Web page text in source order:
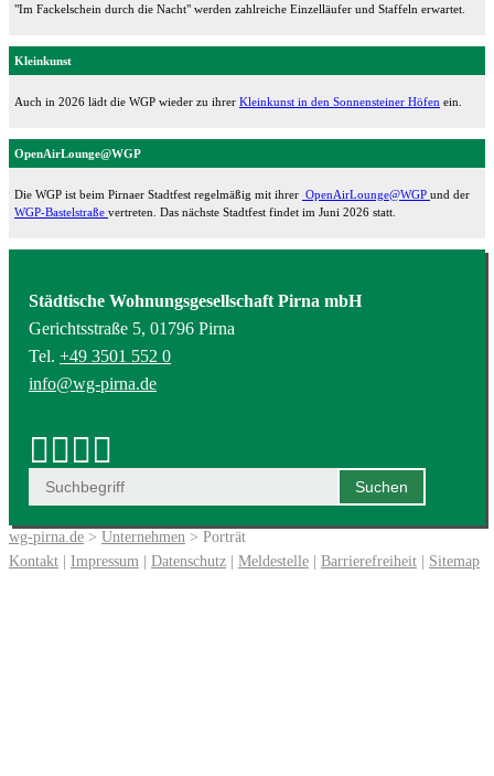
"Im Fackelschein durch die Nacht" werden zahlreiche Einzelläufer und Staffeln erwartet.
Kleinkunst
Auch in 2026 lädt die WGP wieder zu ihrer Kleinkunst in den Sonnensteiner Höfen ein.
OpenAirLounge@WGP
Die WGP ist beim Pirnaer Stadtfest regelmäßig mit ihrer OpenAirLounge@WGP und der
WGP-Bastelstraße vertreten. Das nächste Stadtfest findet im Juni 2026 statt.
Städtische Wohnungsgesellschaft Pirna mbH
Gerichtsstraße 5, 01796 Pirna
Tel. +49 3501 552 0
info@wg-pirna.de
wg-pirna.de > Unternehmen > Porträt
Kontakt | Impressum | Datenschutz | Meldestelle | Barrierefreiheit | Sitemap